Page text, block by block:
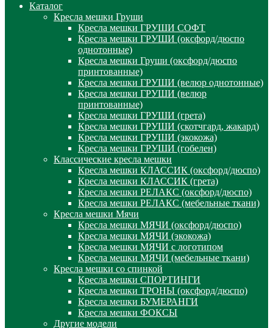
Каталог
Кресла мешки Груши
Кресла мешки ГРУШИ СОФТ
Кресла мешки ГРУШИ (оксфорд/дюспо
однотонные)
Кресла мешки Груши (оксфорд/дюспо
принтованные)
Кресла мешки ГРУШИ (велюр однотонные)
Кресла мешки ГРУШИ (велюр
принтованные)
Кресла мешки ГРУШИ (грета)
Кресла мешки ГРУШИ (скотчгард, жакард)
Кресла мешки ГРУШИ (экокожа)
Кресла мешки ГРУШИ (гобелен)
Классические кресла мешки
Кресла мешки КЛАССИК (оксфорд/дюспо)
Кресла мешки КЛАССИК (грета)
Креслa мешки РЕЛАКС (оксфорд/дюспо)
Креслa мешки РЕЛАКС (мебельные ткани)
Кресла мешки Мячи
Кресла мешки МЯЧИ (оксфорд/дюспо)
Кресла мешки МЯЧИ (экокожа)
Кресла мешки МЯЧИ с логотипом
Кресла мешки МЯЧИ (мебельные ткани)
Кресла мешки со спинкой
Кресла мешки СПОРТИНГИ
Кресла мешки ТРОНЫ (оксфорд/дюспо)
Кресла мешки БУМЕРАНГИ
Кресла мешки ФОКСЫ
Другие модели